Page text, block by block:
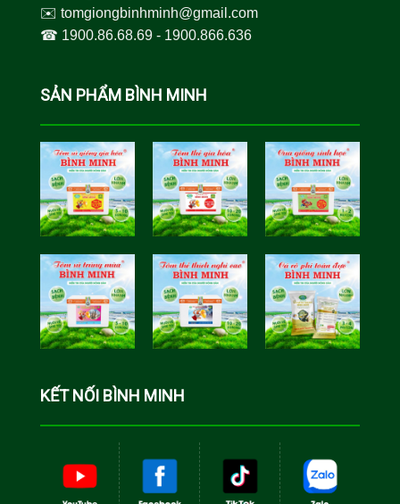
✉️ tomgiongbinhminh@gmail.com
☎︎ 1900.86.68.69- 1900.866.636
SẢN PHẨM BÌNH MINH
Hóa Bình
Minh
Học Bình
Minh
KẾT NỐI BÌNH MINH